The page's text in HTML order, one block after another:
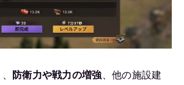
防衛力や戦力の増強 、他の施設建